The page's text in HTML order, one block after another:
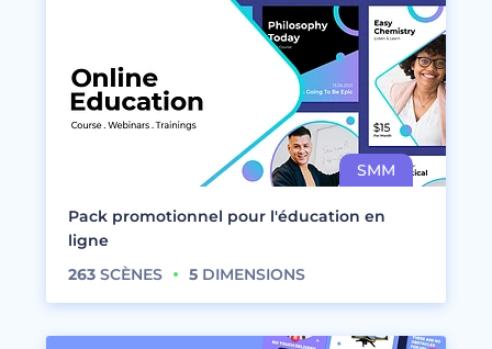
Pack promotionnel pour l'éducation en
ligne
263 SCÈNES 5 DIMENSIONS